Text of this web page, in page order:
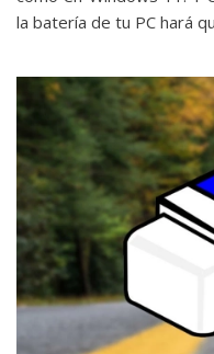
la batería de tu PC hará